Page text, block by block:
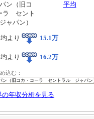
ン（旧コ
ラ セント
ャパン）
平均
より 15.1万
より 16.2万
込む：
の年収分析を見る